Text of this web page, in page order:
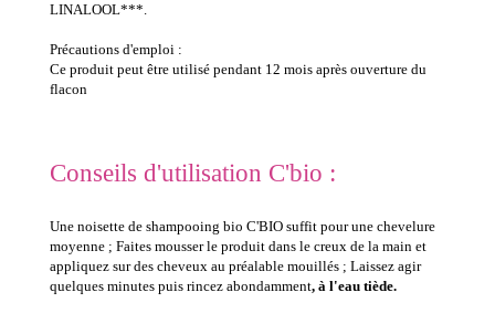
LINALOOL***.
Précautions d'emploi :
Ce produit peut être utilisé pendant 12 mois après ouverture du
flacon
Conseils d'utilisation C'bio :
Une noisette de shampooing bio C'BIO suffit pour une chevelure
moyenne ; Faites mousser le produit dans le creux de la main et
appliquez sur des cheveux au préalable mouillés ; Laissez agir
quelques minutes puis rincez abondamment, à l'eau tiède.